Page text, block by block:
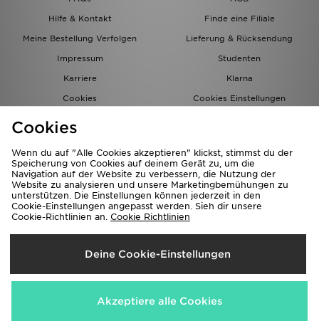
Hilfe & Kontakt
Finde eine Filiale
Meine Bestellung Verfolgen
Lieferung & Rücksendung
Impressum
Studenten
Karriere
Klarna
Cookies
Cookies Einstellungen
Lieferung Nach
Deutschland
Wir akzeptieren folgende Zahlungsmethoden
Cookies
Wenn du auf "Alle Cookies akzeptieren" klickst, stimmst du der
Speicherung von Cookies auf deinem Gerät zu, um die
Navigation auf der Website zu verbessern, die Nutzung der
Website zu analysieren und unsere Marketingbemühungen zu
unterstützen. Die Einstellungen können jederzeit in den
Cookie-Einstellungen angepasst werden. Sieh dir unsere
Cookie-Richtlinien an. Cookie Richtlinien
Deine Cookie-Einstellungen
Akzeptiere alle Cookies